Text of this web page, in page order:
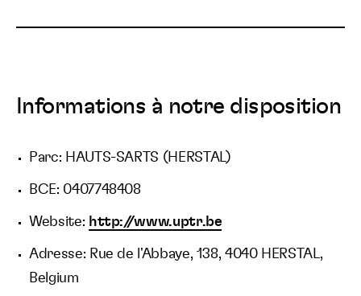
Informations à notre disposition
Parc: HAUTS-SARTS (HERSTAL)
BCE: 0407748408
Website: http://www.uptr.be
Adresse: Rue de l'Abbaye, 138, 4040 HERSTAL,
Belgium